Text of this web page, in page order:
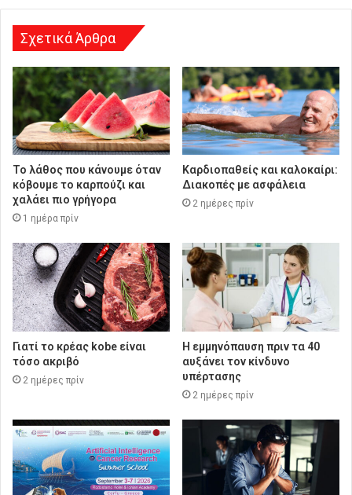
Σχετικά Άρθρα
Το λάθος που κάνουμε όταν
κόβουμε το καρπούζι και
χαλάει πιο γρήγορα
1 ημέρα πρίν
Καρδιοπαθείς και καλοκαίρι:
Διακοπές με ασφάλεια
2 ημέρες πρίν
Γιατί το κρέας kobe είναι
τόσο ακριβό
2 ημέρες πρίν
Η εμμηνόπαυση πριν τα 40
αυξάνει τον κίνδυνο
υπέρτασης
2 ημέρες πρίν